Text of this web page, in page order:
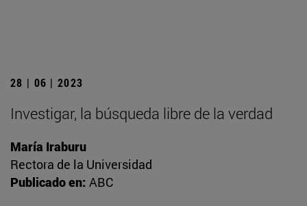
28 | 06 | 2023
Investigar, la búsqueda libre de la verdad
María Iraburu
Rectora de la Universidad
Publicado en: ABC